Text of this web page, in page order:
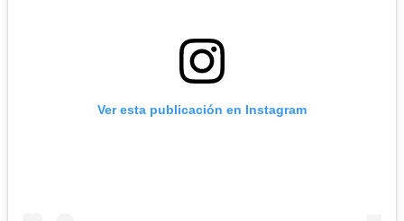
Ver esta publicación en Instagram